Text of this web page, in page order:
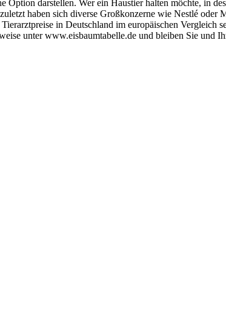
Option darstellen. Wer ein Haustier halten möchte, in
haben sich diverse Großkonzerne wie Nestlé
in Deutschland im europäischen Vergleich
unter www.eisbaumtabelle.de und bleiben Sie und